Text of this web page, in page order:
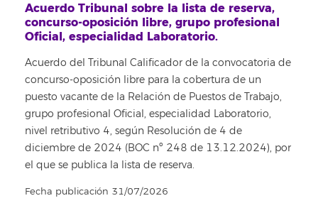
Acuerdo Tribunal sobre la lista de reserva,
concurso-oposición libre, grupo profesional
Oficial, especialidad Laboratorio.
Acuerdo del Tribunal Calificador de la convocatoria de
concurso-oposición libre para la cobertura de un
puesto vacante de la Relación de Puestos de Trabajo,
grupo profesional Oficial, especialidad Laboratorio,
nivel retributivo 4, según Resolución de 4 de
diciembre de 2024 (BOC nº 248 de 13.12.2024), por
el que se publica la lista de reserva.
Fecha publicación 31/07/2026